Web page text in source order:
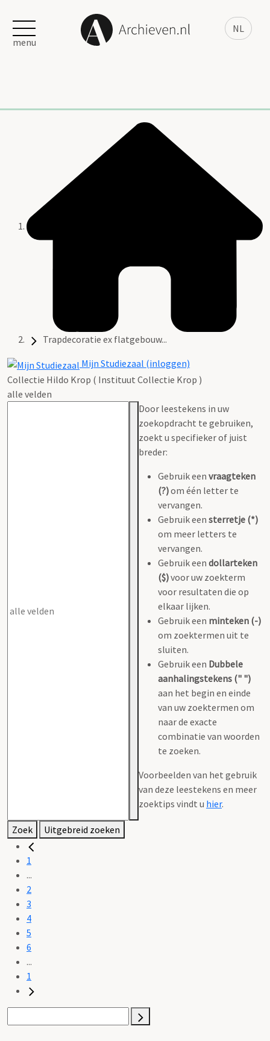
NL
menu
Trapdecoratie ex flatgebouw...
Mijn Studiezaal (inloggen)
Collectie Hildo Krop ( Instituut Collectie Krop )
alle velden
Door leestekens in uw
zoekopdracht te gebruiken,
zoekt u specifieker of juist
breder:
Gebruik een vraagteken
(?)om één letter te
vervangen.
Gebruik een sterretje (*)
om meer letters te
vervangen.
Gebruik een dollarteken
($)voor uw zoekterm
voor resultaten die op
elkaar lijken.
Gebruik een minteken (-)
om zoektermen uit te
sluiten.
Gebruik een Dubbele
aanhalingstekens (" ")
aan het begin en einde
van uw zoektermen om
naar de exacte
combinatie van woorden
te zoeken.
Voorbeelden van het gebruik
van deze leestekens en meer
zoektips vindt u hier.
Zoek Uitgebreid zoeken
1
...
2
3
4
5
6
...
1